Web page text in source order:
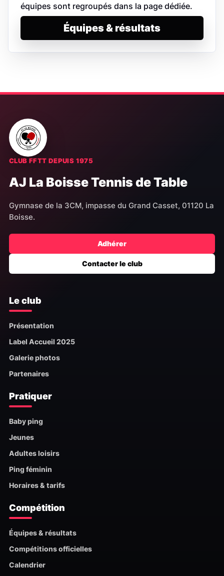
équipes sont regroupés dans la page dédiée.
Équipes & résultats
CLUB FFTT DEPUIS 1975
AJ La Boisse Tennis de Table
Gymnase de la 3CM, impasse du Grand Casset, 01120 La
Boisse.
Adhérer
Contacter le club
Le club
Présentation
Label Accueil 2025
Galerie photos
Partenaires
Pratiquer
Baby ping
Jeunes
Adultes loisirs
Ping féminin
Horaires & tarifs
Compétition
Équipes & résultats
Compétitions officielles
Calendrier